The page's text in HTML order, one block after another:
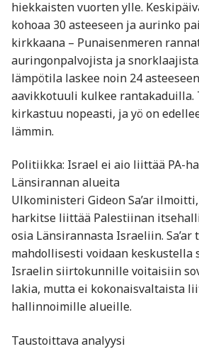
hiekkaisten vuorten ylle.
kohoaa 30 asteeseen ja aurinko
kirkkaana – Punaisenmeren
auringonpalvojista ja
lämpötila laskee noin 24
aavikkotuuli kulkee rantakaduilla.
kirkastuu nopeasti, ja yö on
lämmin.
Politiikka: Israel ei aio liittää PA-
Länsirannan alueita
Ulkoministeri Gideon Sa’ar
harkitse liittää Palestiinan
osia Länsirannasta Israeliin. Sa’ar
mahdollisesti voidaan
Israelin siirtokunnille voitaisiin
lakia, mutta ei kokonaisvaltaista
hallinnoimille alueille.
Taustoittava analyysi